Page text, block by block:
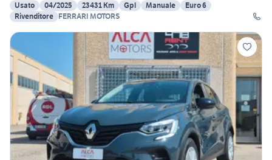
Usato
04/2025 23431 Km Gpl Manuale
Euro 6
Rivenditore FERRARI MOTORS